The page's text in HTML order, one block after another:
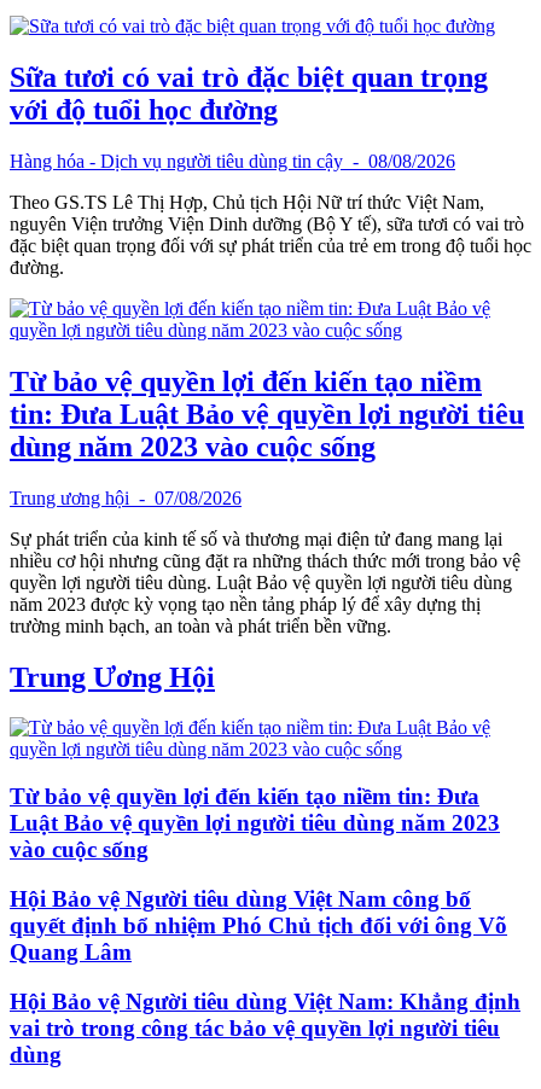
Sữa tươi có vai trò đặc biệt quan trọng
với độ tuổi học đường
Hàng hóa - Dịch vụ người tiêu dùng tin cậy - 08/08/2026
Theo GS.TS Lê Thị Hợp, Chủ tịch Hội Nữ trí thức Việt Nam,
nguyên Viện trưởng Viện Dinh dưỡng (Bộ Y tế), sữa tươi có vai trò
đặc biệt quan trọng đối với sự phát triển của trẻ em trong độ tuổi học
đường.
Từ bảo vệ quyền lợi đến kiến tạo niềm
tin: Đưa Luật Bảo vệ quyền lợi người tiêu
dùng năm 2023 vào cuộc sống
Trung ương hội - 07/08/2026
Sự phát triển của kinh tế số và thương mại điện tử đang mang lại
nhiều cơ hội nhưng cũng đặt ra những thách thức mới trong bảo vệ
quyền lợi người tiêu dùng. Luật Bảo vệ quyền lợi người tiêu dùng
năm 2023 được kỳ vọng tạo nền tảng pháp lý để xây dựng thị
trường minh bạch, an toàn và phát triển bền vững.
Trung Ương Hội
Từ bảo vệ quyền lợi đến kiến tạo niềm tin: Đưa
Luật Bảo vệ quyền lợi người tiêu dùng năm 2023
vào cuộc sống
Hội Bảo vệ Người tiêu dùng Việt Nam công bố
quyết định bổ nhiệm Phó Chủ tịch đối với ông Võ
Quang Lâm
Hội Bảo vệ Người tiêu dùng Việt Nam: Khẳng định
vai trò trong công tác bảo vệ quyền lợi người tiêu
dùng